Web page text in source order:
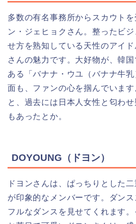
多数の有名事務所からスカウト
ン・ジェヒョクさん。整ったビ
せ方を熟知している天性のアイ
さんの魅力です。大好物が、韓
ある「バナナ・ウユ（バナナ牛
面も、ファンの心を掴んでいます
と、過去には日本人女性と匂わ
もあったとか。
DOYOUNG（ドヨン）
ドヨンさんは、ぱっちりとした
が印象的なメンバーです。ダン
フルなダンスを見せてくれます